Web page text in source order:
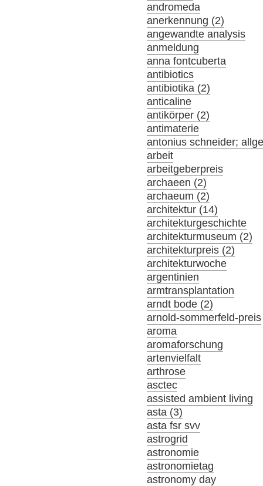
andromeda
anerkennung (2)
angewandte analysis
anmeldung
anna fontcuberta
antibiotics
antibiotika (2)
anticaline
antikörper (2)
antimaterie
antonius schneider;
arbeit
arbeitgeberpreis
archaeen (2)
archaeum (2)
architektur (14)
architekturgeschichte
architekturmuseum (2)
architekturpreis (2)
architekturwoche
argentinien
armtransplantation
arndt bode (2)
arnold-sommerfeld-preis
aroma
aromaforschung
artenvielfalt
arthrose
asctec
assisted ambient living
asta (3)
asta fsr svv
astrogrid
astronomie
astronomietag
astronomy day